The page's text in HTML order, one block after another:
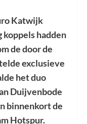
Katwijk
koppels hadden
de door de
exclusieve
het duo
Duijvenbode
binnenkort de
Hotspur.